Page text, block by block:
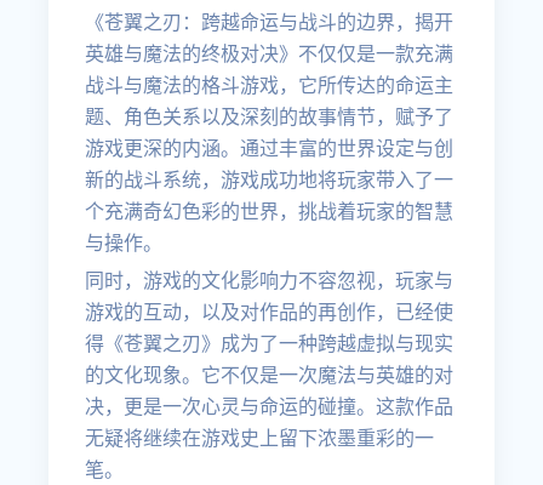
《苍翼之刃：跨越命运与战斗的边界，揭开
英雄与魔法的终极对决》不仅仅是一款充满
战斗与魔法的格斗游戏，它所传达的命运主
题、角色关系以及深刻的故事情节，赋予了
游戏更深的内涵。通过丰富的世界设定与创
新的战斗系统，游戏成功地将玩家带入了一
个充满奇幻色彩的世界，挑战着玩家的智慧
与操作。
同时，游戏的文化影响力不容忽视，玩家与
游戏的互动，以及对作品的再创作，已经使
得《苍翼之刃》成为了一种跨越虚拟与现实
的文化现象。它不仅是一次魔法与英雄的对
决，更是一次心灵与命运的碰撞。这款作品
无疑将继续在游戏史上留下浓墨重彩的一
笔。